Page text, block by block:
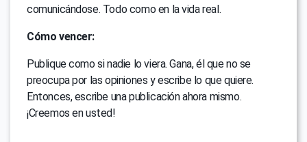
comunicándose. Todo como en la vida real.
Cómo vencer:
Publique como si nadie lo viera. Gana, él que no se
preocupa por las opiniones y escribe lo que quiere.
Entonces, escribe una publicación ahora mismo.
¡Creemos en usted!